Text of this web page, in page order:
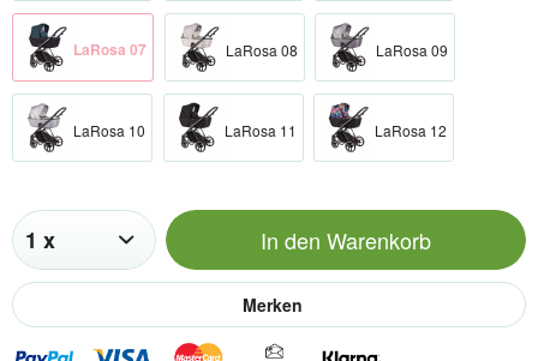
LaRosa 07 LaRosa 08 LaRosa 09
LaRosa 10 LaRosa 11 LaRosa 12
In den Warenkorb
Merken